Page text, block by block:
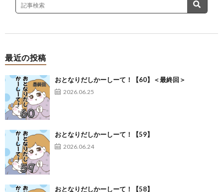
最近の投稿
おとなりだしかーしーて！【60】＜最終回＞
2026.06.25
おとなりだしかーしーて！【59】
2026.06.24
おとなりだしかーしーて！【58】